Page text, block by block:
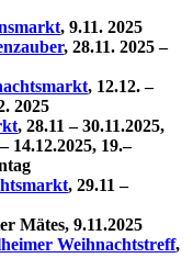
, 9.11. 2025
, 28.11. 2025 –
, 12.12. –
2025
, 28.11 – 30.11.2025,
14.12.2025, 19.–
, 29.11 –
Mätes, 9.11.2025
Weihnachtstreff,